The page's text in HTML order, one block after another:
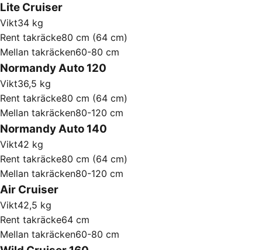
Lite Cruiser
Vikt34 kg
Rent takräcke80 cm (64 cm)
Mellan takräcken60-80 cm
Normandy Auto 120
Vikt36,5 kg
Rent takräcke80 cm (64 cm)
Mellan takräcken80-120 cm
Normandy Auto 140
Vikt42 kg
Rent takräcke80 cm (64 cm)
Mellan takräcken80-120 cm
Air Cruiser
Vikt42,5 kg
Rent takräcke64 cm
Mellan takräcken60-80 cm